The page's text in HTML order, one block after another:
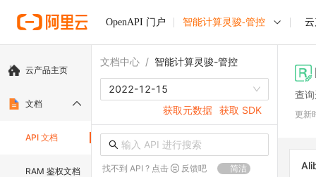
OpenAPI 门户 智能计算灵骏-管控
云产品主页
文档
API 文档
RAM 鉴权文档
文档中心 / 智能计算灵骏-管控
2022-12-15
获取元数据 获取 SDK
找不到 API ? 点击 反馈吧 简洁
查
更新